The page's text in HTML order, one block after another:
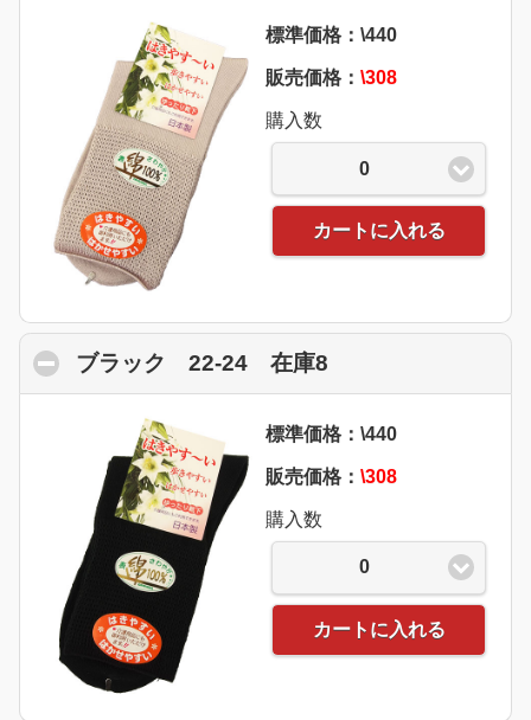
標準価格：\440
販売価格： \308
購入数
0
カートに入れる
ブラック 22-24 在庫8
標準価格：\440
販売価格： \308
購入数
0
カートに入れる